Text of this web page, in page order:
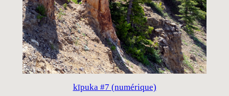
kīpuka #7 (numérique)